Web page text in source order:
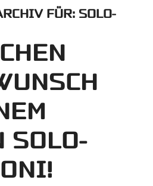
FÜR: SOLO-
SOLO-